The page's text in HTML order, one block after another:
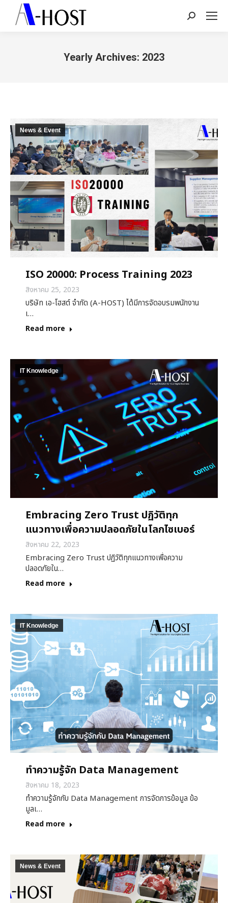
Search:
Yearly Archives: 2023
News & Event
ISO 20000: Process Training 2023
สิงหาคม 25, 2023
บริษัท เอ-โฮสต์ จำกัด (A-HOST) ได้มีการจัดอบรมพนักงาน
เ…
Read more
IT Knowledge
Embracing Zero Trust ปฏิวัติทุก
แนวทางเพื่อความปลอดภัยในโลกไซเบอร์
สิงหาคม 22, 2023
Embracing Zero Trust ปฏิวัติทุกแนวทางเพื่อความ
ปลอดภัยใน…
Read more
IT Knowledge
ทำความรู้จัก Data Management
สิงหาคม 18, 2023
ทำความรู้จักกับ Data Management การจัดการข้อมูล ข้อ
มูลเ…
Read more
News & Event